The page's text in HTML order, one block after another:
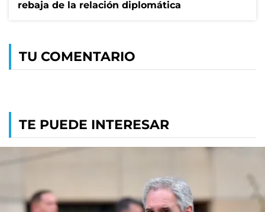
rebaja de la relación diplomática
TU COMENTARIO
TE PUEDE INTERESAR